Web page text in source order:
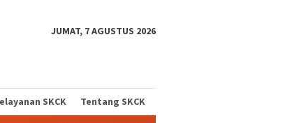
JUMAT, 7 AGUSTUS 2026
SKCK Tentang SKCK